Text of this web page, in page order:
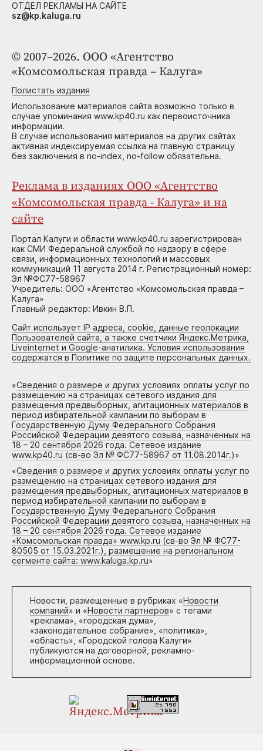
© 2007–2026. ООО «Агентство
«Комсомольская правда – Калуга»
Полистать издания
Использование материалов сайта возможно только в
случае упоминания www.kp40.ru как первоисточника
информации.
В случае использования материалов на других сайтах
активная индексируемая ссылка на главную страницу
без заключения в no-index, no-follow обязательна.
Реклама в изданиях ООО «Агентство
«Комсомольская правда - Калуга» и на
сайте
Портал Калуги и области www.kp40.ru зарегистрирован
как СМИ Федеральной службой по надзору в сфере
связи, информационных технологий и массовых
коммуникаций 11 августа 2014 г. Регистрационный номер:
Эл №ФС77-58967
Учредитель: ООО «Агентство «Комсомольская правда –
Калуга»
Главный редактор: Ивкин В.П.
Сайт использует IP адреса, cookie, данные геолокации
Пользователей сайта, а также счетчики Яндекс.Метрика,
Liveinternet и Google-анатилика. Условия использования
содержатся в Политике по защите персональных данных.
«Сведения о размере и других условиях оплаты услуг по
размещению на страницах сетевого издания для
размещения предвыборных, агитационных материалов в
период избирательной кампании по выборам в
Государственную Думу Федерального Собрания
Российской Федерации девятого созыва, назначенных на
18 – 20 сентября 2026 года. Сетевое издание
www.kp40.ru (св-во Эл № ФС77-58967 от 11.08.2014г.)»
«Сведения о размере и других условиях оплаты услуг по
размещению на страницах сетевого издания для
размещения предвыборных, агитационных материалов в
период избирательной кампании по выборам в
Государственную Думу Федерального Собрания
Российской Федерации девятого созыва, назначенных на
18 – 20 сентября 2026 года. Сетевое издание
«Комсомольская правда» www.kp.ru (св-во Эл № ФС77-
80505 от 15.03.2021г.), размещение на региональном
сегменте сайта: www.kaluga.kp.ru»
Новости, размещенные в рубриках «Новости
компаний» и «Новости партнеров» с тегами
«реклама», «городская дума»,
«законодательное собрание», «политика»,
«область», «Городской голова Калуги»
публикуются на договорной, рекламно-
информационной основе.
ОТДЕЛ РЕКЛАМЫ НА САЙТЕ
sz@kp.kaluga.ru